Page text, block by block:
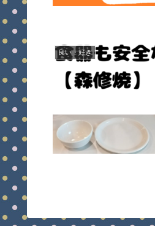
良い・好き